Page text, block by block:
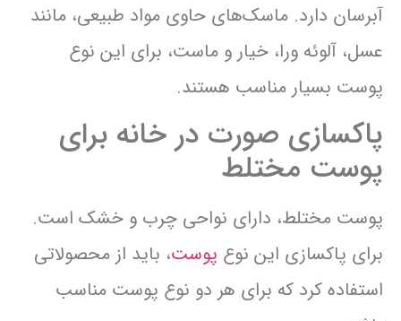
آبرسان دارد. ماسک‌های حاوی مواد طبیعی، مانند
عسل، آلوئه ورا، خیار و ماست، برای این نوع
پوست بسیار مناسب هستند.
پاکسازی صورت در خانه برای
پوست مختلط
پوست مختلط، دارای نواحی چرب و خشک است.
برای پاکسازی این نوع پوست، باید از محصولاتی
استفاده کرد که برای هر دو نوع پوست مناسب